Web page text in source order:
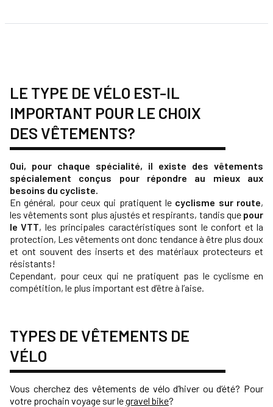
LE TYPE DE VÉLO EST-IL
IMPORTANT POUR LE CHOIX
DES VÊTEMENTS?
Oui, pour chaque spécialité, il existe des vêtements
spécialement conçus pour répondre au mieux aux
besoins du cycliste.
En général, pour ceux qui pratiquent le cyclisme sur route,
les vêtements sont plus ajustés et respirants, tandis que pour
le VTT, les principales caractéristiques sont le confort et la
protection, Les vêtements ont donc tendance à être plus doux
et ont souvent des inserts et des matériaux protecteurs et
résistants!
Cependant, pour ceux qui ne pratiquent pas le cyclisme en
compétition, le plus important est d’être à l’aise.
TYPES DE VÊTEMENTS DE
VÉLO
Vous cherchez des vêtements de vélo d’hiver ou d’été? Pour
votre prochain voyage sur legravel bike?